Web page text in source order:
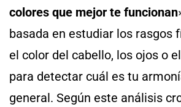
colores que mejor te funcionan
basada en estudiar los rasgos
el color del cabello, los ojos o
para detectar cuál es tu
general. Según este análisis